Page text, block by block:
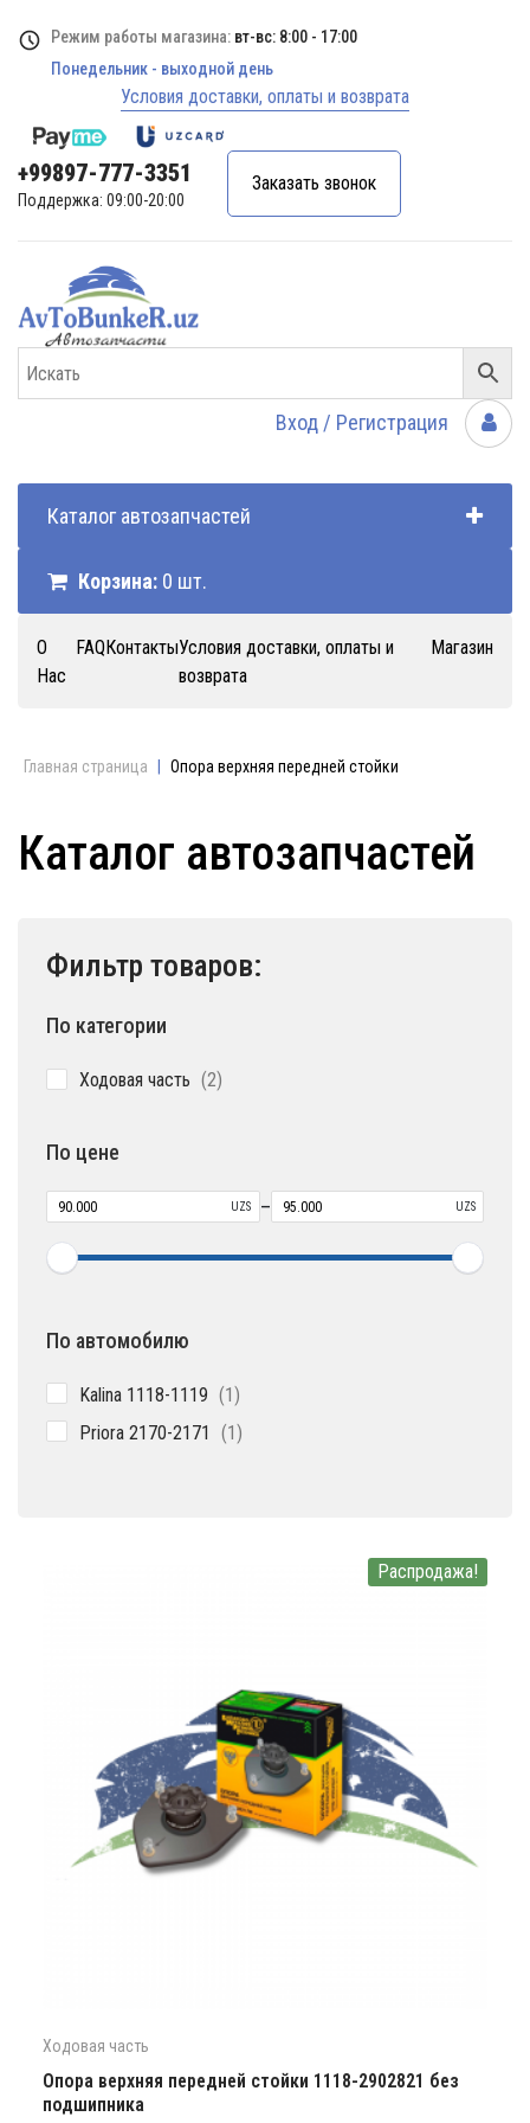
Режим работы магазина: вт-вс: 8:00 - 17:00
Понедельник - выходной день
Условия доставки, оплаты и возврата
+99897-777-3351
Поддержка: 09:00-20:00
Заказать звонок
Вход / Регистрация
Каталог автозапчастей
Корзина: 0 шт.
О
Нас
FAQКонтактыУсловия доставки, оплаты и
возврата
Магазин
Главная страница Опора верхняя передней стойки
Каталог автозапчастей
Фильтр товаров:
По категории
Ходовая часть 22
По цене
UZS – UZS
По автомобилю
Kalina 1118-1119 11
Priora 2170-2171 11
Распродажа!
Ходовая часть
Опора верхняя передней стойки 1118-2902821 без
подшипника